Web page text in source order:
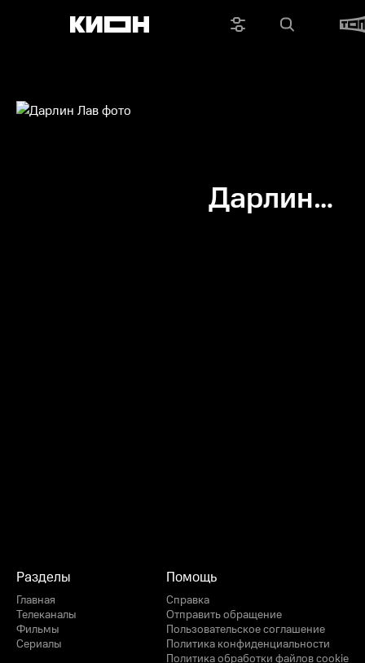
Дарлин
Разделы
Главная
Телеканалы
Фильмы
Сериалы
Помощь
Справка
Отправить обращение
Пользовательское соглашение
Политика конфиденциальности
Политика обработки файлов cookie